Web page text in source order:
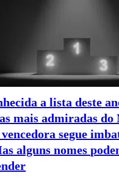
a lista deste
mais admiradas do
vencedora segue
alguns nomes